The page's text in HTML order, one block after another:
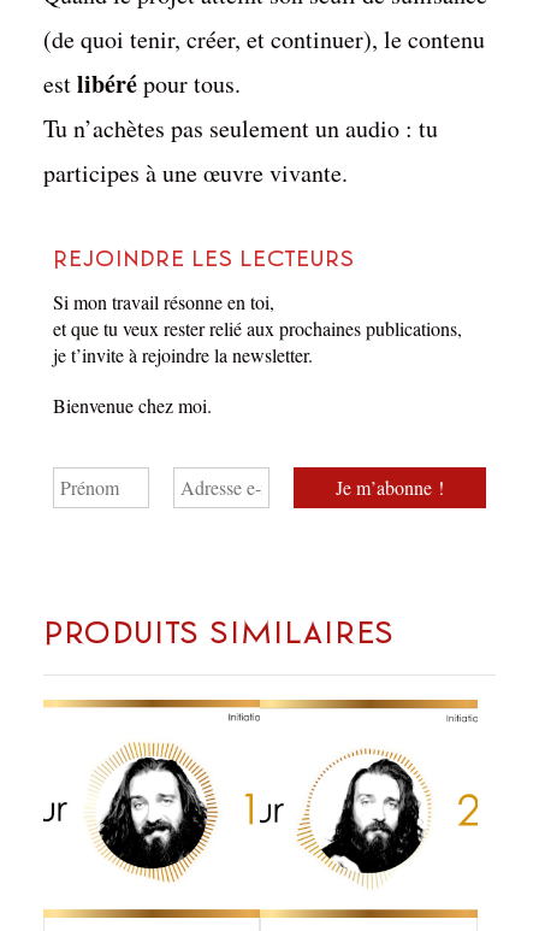
(de quoi tenir, créer, et continuer), le contenu
estlibérépour tous.
Tu n’achètes pas seulement un audio : tu
participes à une œuvre vivante.
Rejoindre les lecteurs
Si mon travail résonne en toi,
et que tu veux rester relié aux prochaines publications,
je t’invite à rejoindre la newsletter.
Bienvenue chez moi.
Produits similaires